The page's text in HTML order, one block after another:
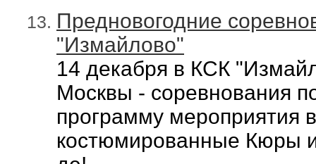
Предновогодние
"Измайлово"
14 декабря в КСК
Москвы - соревнования
программу мероприятия
костюмированные Кюры